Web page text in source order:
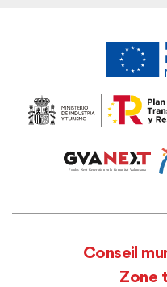
Conseil
Zone